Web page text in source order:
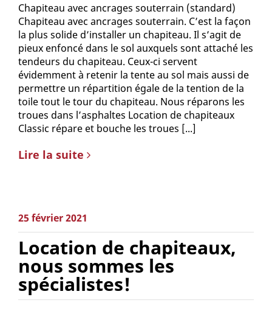
Chapiteau avec ancrages souterrain (standard)
Chapiteau avec ancrages souterrain. C’est la façon
la plus solide d’installer un chapiteau. Il s’agit de
pieux enfoncé dans le sol auxquels sont attaché les
tendeurs du chapiteau. Ceux-ci servent
évidemment à retenir la tente au sol mais aussi de
permettre un répartition égale de la tention de la
toile tout le tour du chapiteau. Nous réparons les
troues dans l’asphaltes Location de chapiteaux
Classic répare et bouche les troues [...]
Lire la suite
25 février 2021
Location de chapiteaux,
nous sommes les
spécialistes!